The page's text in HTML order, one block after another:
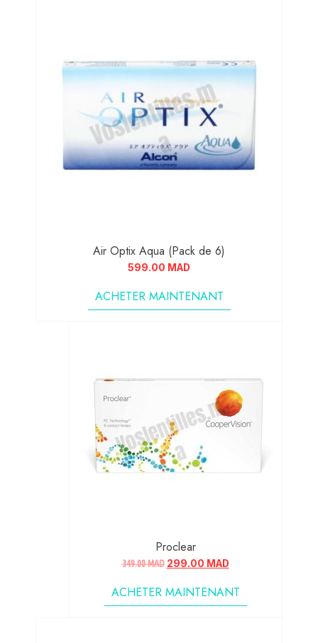
Air Optix Aqua (Pack de 6)
599.00 MAD
ACHETER MAINTENANT
Proclear
349.00MAD 299.00 MAD
ACHETER MAINTENANT